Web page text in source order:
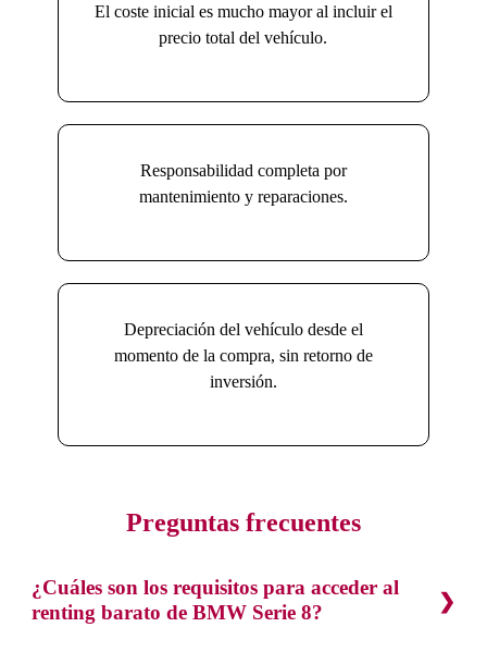
El coste inicial es mucho mayor al incluir el
precio total del vehículo.
Responsabilidad completa por
mantenimiento y reparaciones.
Depreciación del vehículo desde el
momento de la compra, sin retorno de
inversión.
Preguntas frecuentes
¿Cuáles son los requisitos para acceder al
renting barato de BMW Serie 8?